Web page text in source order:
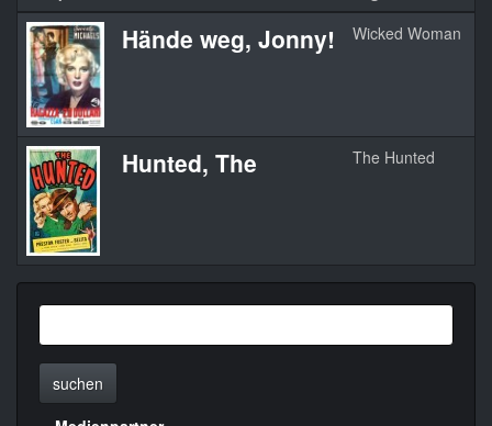
Hände weg, Jonny! Wicked Woman
Hunted, The The Hunted
suchen